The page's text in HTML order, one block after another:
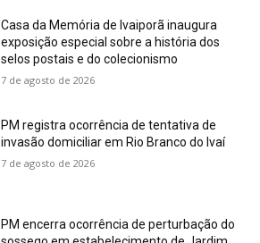
Casa da Memória de Ivaiporã inaugura
exposição especial sobre a história dos
selos postais e do colecionismo
7 de agosto de 2026
PM registra ocorrência de tentativa de
invasão domiciliar em Rio Branco do Ivaí
7 de agosto de 2026
PM encerra ocorrência de perturbação do